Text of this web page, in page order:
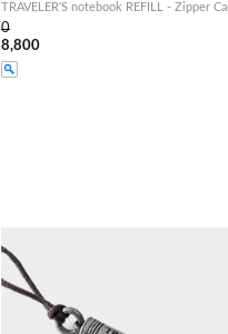
TRAVELER'S notebook REFILL - Zipper
0
8,800